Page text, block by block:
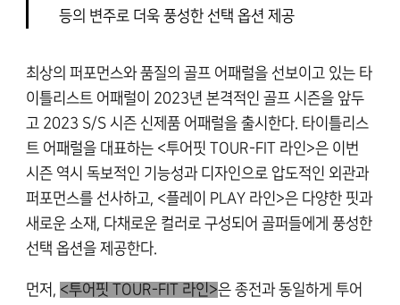
등의 변주로 더욱 풍성한 선택 옵션 제공
최상의 퍼포먼스와 품질의 골프 어패럴을 선보이고 있는 타
이틀리스트 어패럴이 2023년 본격적인 골프 시즌을 앞두
고 2023 S/S 시즌 신제품 어패럴을 출시 한다. 타이틀리스
트 어패럴을 대표하는 <투어핏 TOUR-FIT 라인>은 이번
시즌 역시 독보적인 기능성과 디자인으로 압도적인 외관과
퍼포먼스를 선사하고, <플레이
PLAY 라인>은 다양한 핏과
새로운 소재, 다채로운 컬러로 구성되어 골퍼들에게 풍성한
선택 옵션을 제공한다.
먼저, <투어핏 TOUR-FIT 라인>은 종전과 동일하게 투어